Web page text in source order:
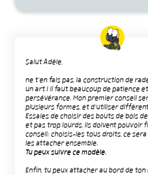
Salut Adèle,
ne t'en fais pas, la construction de
un art ! Il faut beaucoup de patience
persévérance. Mon premier conseil
plusieurs formes, et d'utiliser
Essaies de choisir des bouts de bois
et pas trop lourds, ils doivent pouvoir
conseil: choisis-les tous droits, ce
les attacher ensemble.
Tu peux suivre ce modèle.
Enfin, tu peux attacher au bord de ton